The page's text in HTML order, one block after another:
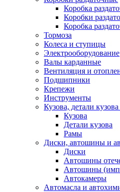
Коробка
Коробки
Коробка
Тормоза
Колеса и ступицы
Электрооборудование
Валы карданные
Вентиляция и
Подшипники
Крепежи
Инструменты
Кузова, детали
Кузова
Детали кузова
Рамы
Диски, автошины и
Диски
Автошины
Автошины
Автокамеры
Автомасла и